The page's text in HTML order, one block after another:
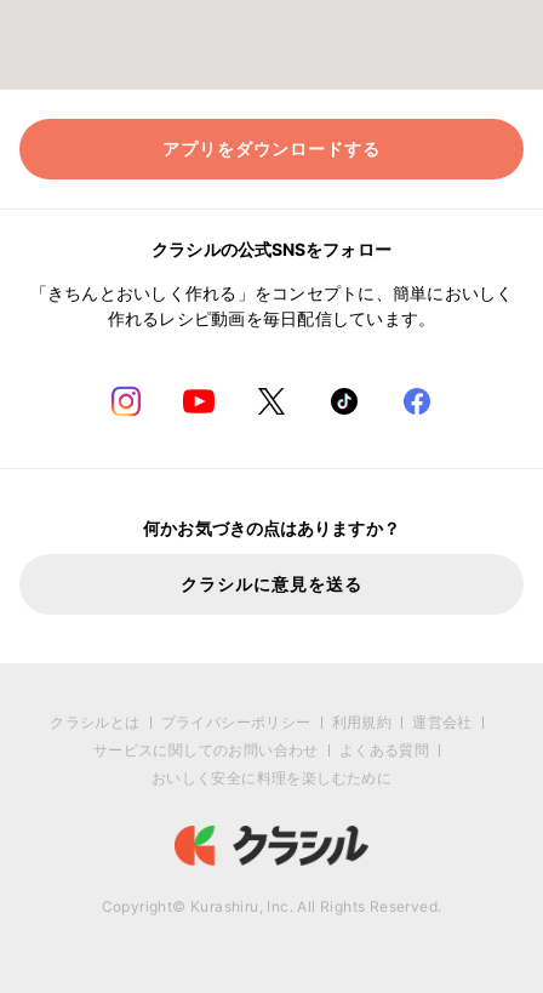
アプリをダウンロードする
クラシルの公式SNSをフォロー
「きちんとおいしく作れる」をコンセプトに、簡単においしく
作れるレシピ動画を毎日配信しています。
何かお気づきの点はありますか？
クラシルに意見を送る
クラシルとは プライバシーポリシー 利用規約
運営会社
サービスに関してのお問い合わせ
よくある質問
おいしく安全に料理を楽しむために
Copyright© Kurashiru, Inc. All Rights Reserved.